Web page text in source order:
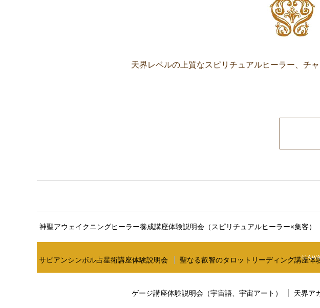
天界レベルの上質なスピリチュアルヒーラー、チ
神聖アウェイクニングヒーラー養成講座体験説明会（スピリチュアルヒーラー×集客）
サビアンシンボル占星術講座体験説明会 聖なる叡智のタロットリーディング講座体
ゲージ講座体験説明会（宇宙語、宇宙アート） 天界ア
©